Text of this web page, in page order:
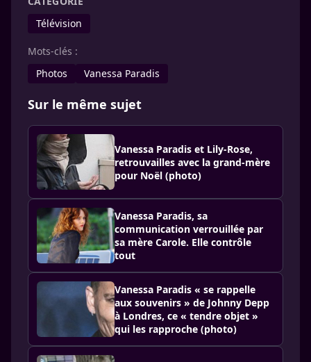
Télévision
Mots-clés :
Photos
Vanessa Paradis
Sur le même sujet
Vanessa Paradis et Lily-Rose,
retrouvailles avec la grand-mère
pour Noël (photo)
Vanessa Paradis, sa
communication verrouillée par
sa mère Carole. Elle contrôle
tout
Vanessa Paradis « se rappelle
aux souvenirs » de Johnny Depp
à Londres, ce « tendre objet »
qui les rapproche (photo)